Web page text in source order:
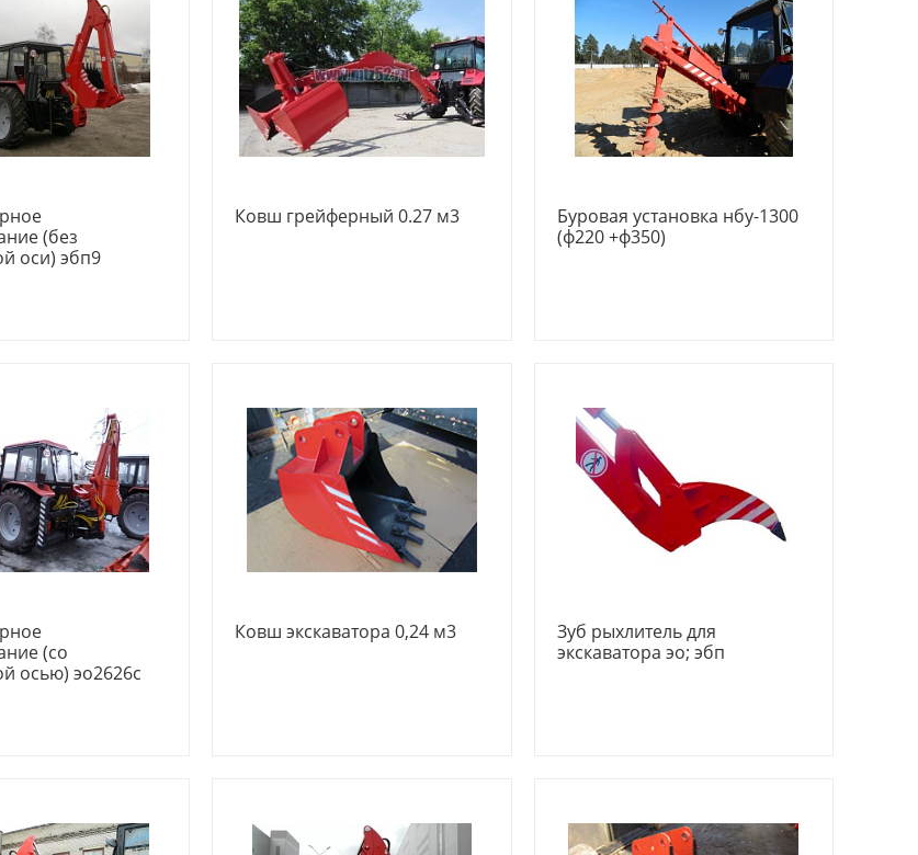
(без
оси) эбп9
Ковш грейферный 0.27 м3
Буровая установка нбу-1300
(ф220 +ф350)
(со
осью) эо2626с
Ковш экскаватора 0,24 м3
Зуб рыхлитель для
экскаватора эо; эбп